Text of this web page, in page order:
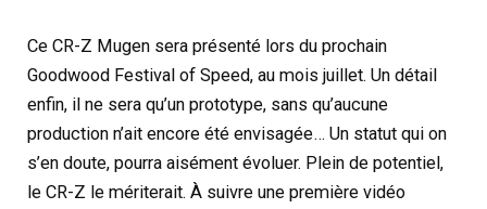
Ce CR-Z Mugen sera présenté lors du prochain
Goodwood Festival of Speed, au mois juillet. Un détail
enfin, il ne sera qu’un prototype, sans qu’aucune
production n’ait encore été envisagée… Un statut qui on
s’en doute, pourra aisément évoluer. Plein de potentiel,
le CR-Z le mériterait. À suivre une première vidéo